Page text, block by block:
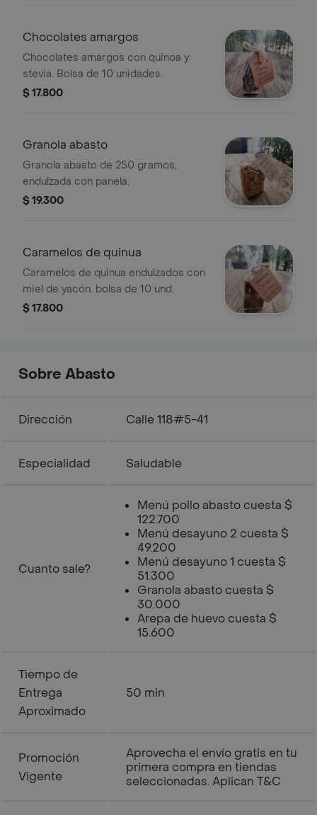
Chocolates amargos
Chocolates amargos con quinoa y
stevia. Bolsa de 10 unidades.
$ 17.800
Granola abasto
Granola abasto de 250 gramos,
endulzada con panela.
$ 19.300
Caramelos de quinua
Caramelos de quinua endulzados con
miel de yacón. bolsa de 10 und.
$ 17.800
Sobre Abasto
Dirección Calle 118#5-41
Especialidad Saludable
Cuanto sale?
Menú pollo abasto cuesta $
122.700
Menú desayuno 2 cuesta $
49.200
Menú desayuno 1 cuesta $
51.300
Granola abasto cuesta $
30.000
Arepa de huevo cuesta $
15.600
Tiempo de
Entrega
Aproximado
50 min
Promoción
Vigente
Aprovecha el envío gratis en tu
primera compra en tiendas
seleccionadas. Aplican T&C